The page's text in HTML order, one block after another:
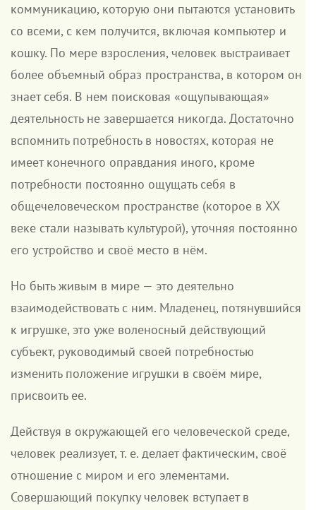
коммуникацию, которую они пытаются установить
со всеми, с кем получится, включая компьютер и
кошку. По мере взросления, человек выстраивает
более объемный образ пространства, в котором он
знает себя. В нем поисковая «ощупывающая»
деятельность не завершается никогда. Достаточно
вспомнить потребность в новостях, которая не
имеет конечного оправдания иного, кроме
потребности постоянно ощущать себя в
общечеловеческом пространстве (которое в XX
веке стали называть культурой), уточняя постоянно
его устройство и своё место в нём.
Но быть живым в мире — это деятельно
взаимодействовать с ним. Младенец, потянувшийся
к игрушке, это уже воленосный действующий
субъект, руководимый своей потребностью
изменить положение игрушки в своём мире,
присвоить ее.
Действуя в окружающей его человеческой среде,
человек реализует, т. е. делает фактическим, своё
отношение с миром и его элементами.
Совершающий покупку человек вступает в